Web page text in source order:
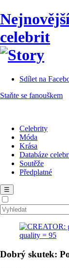
celebrit
Sdílet na
Staňte se fanouškem
Celebrity
Móda
Krása
Databáze
Soutěže
Předplatné
☰
Dobrý skutek: